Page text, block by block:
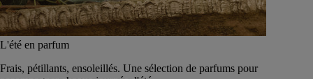
L'été en parfum
Frais, pétillants, ensoleillés. Une sélection de parfums pour